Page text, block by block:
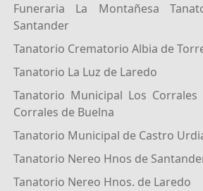
Funeraria La Montañesa
Santander
Tanatorio Crematorio Albia de
Tanatorio La Luz de Laredo
Tanatorio Municipal Los
Corrales de Buelna
Tanatorio Municipal de Castro
Tanatorio Nereo Hnos de
Tanatorio Nereo Hnos. de Laredo